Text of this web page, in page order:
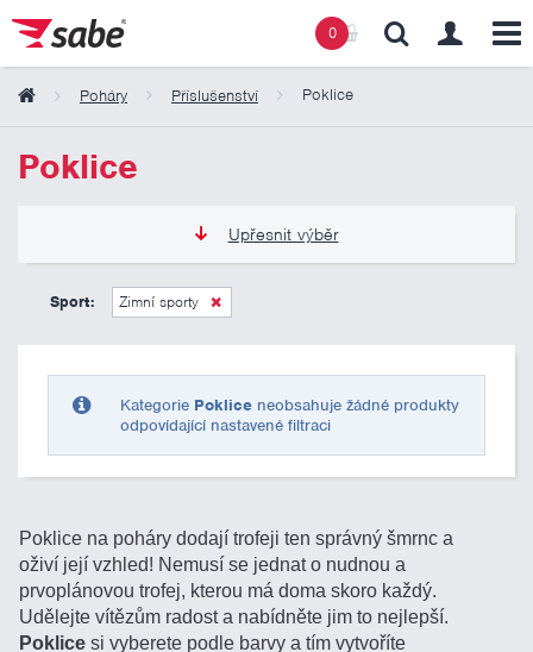
0
Poháry Příslušenství Poklice
Poklice
Upřesnit výběr
0 Kč
Sport: Zimní sporty
Kategorie Poklice neobsahuje žádné produkty
odpovídající nastavené filtraci
Poklice na poháry dodají trofeji ten správný šmrnc a
oživí její vzhled! Nemusí se jednat o nudnou a
prvoplánovou trofej, kterou má doma skoro každý.
Udělejte vítězům radost a nabídněte jim to nejlepší.
Poklice si vyberete podle barvy a tím vytvoříte
Obsah košíku